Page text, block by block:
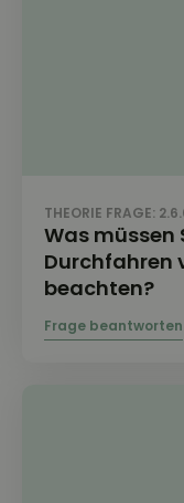
THEORIE FRAGE:
Was müssen
Durchfahren
beachten?